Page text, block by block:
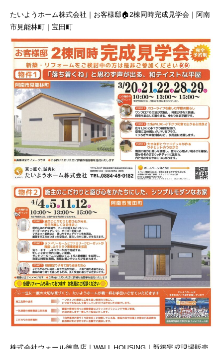
たいようホーム株式会社｜お客様邸🏠2棟同時完成見学会｜阿南
市見能林町｜宝田町